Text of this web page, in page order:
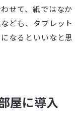
せて、紙ではなか
ども、タブレット
なるといいなと思
屋に導入